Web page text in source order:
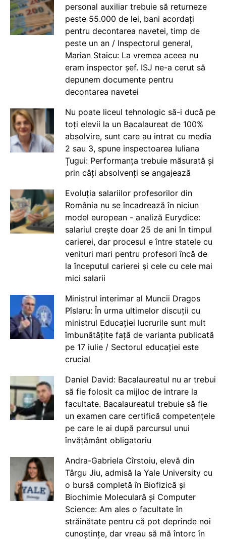
personal auxiliar trebuie să returneze
peste 55.000 de lei, bani acordați
pentru decontarea navetei, timp de
peste un an / Inspectorul general,
Marian Staicu: La vremea aceea nu
eram inspector șef. ISJ ne-a cerut să
depunem documente pentru
decontarea navetei
Nu poate liceul tehnologic să-i ducă pe
toți elevii la un Bacalaureat de 100%
absolvire, sunt care au intrat cu media
2 sau 3, spune inspectoarea Iuliana
Țugui: Performanța trebuie măsurată și
prin câți absolvenți se angajează
Evoluția salariilor profesorilor din
România nu se încadrează în niciun
model european - analiză Eurydice:
salariul crește doar 25 de ani în timpul
carierei, dar procesul e între statele cu
venituri mari pentru profesori încă de
la începutul carierei și cele cu cele mai
mici salarii
Ministrul interimar al Muncii Dragos
Pîslaru: În urma ultimelor discuții cu
ministrul Educației lucrurile sunt mult
îmbunătățite față de varianta publicată
pe 17 iulie / Sectorul educației este
crucial
Daniel David: Bacalaureatul nu ar trebui
să fie folosit ca mijloc de intrare la
facultate. Bacalaureatul trebuie să fie
un examen care certifică competențele
pe care le ai după parcursul unui
învățământ obligatoriu
Andra-Gabriela Cîrstoiu, elevă din
Târgu Jiu, admisă la Yale University cu
o bursă completă în Biofizică și
Biochimie Moleculară și Computer
Science: Am ales o facultate în
străinătate pentru că pot deprinde noi
cunoștințe, dar vreau să mă întorc în